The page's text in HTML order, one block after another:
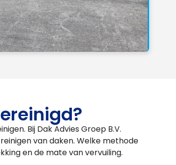
Bij Dak Advies Groep B.V.
van daken. Welke methode
en de mate van vervuiling.